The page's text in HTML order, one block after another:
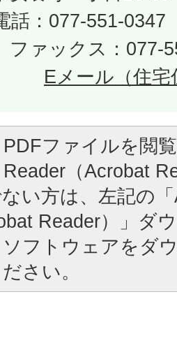
話：077-551-0347
ファックス：077-
Eメール（住宅
PDFファイルを閲
Reader（Acrobat
い方は、左記の
Reader）」ダ
フトウェアをダ
さい。